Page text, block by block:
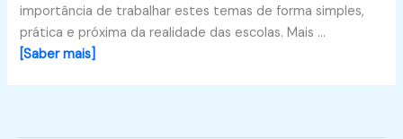
importância de trabalhar estes temas de forma simples,
prática e próxima da realidade das escolas. Mais …
[Saber mais]